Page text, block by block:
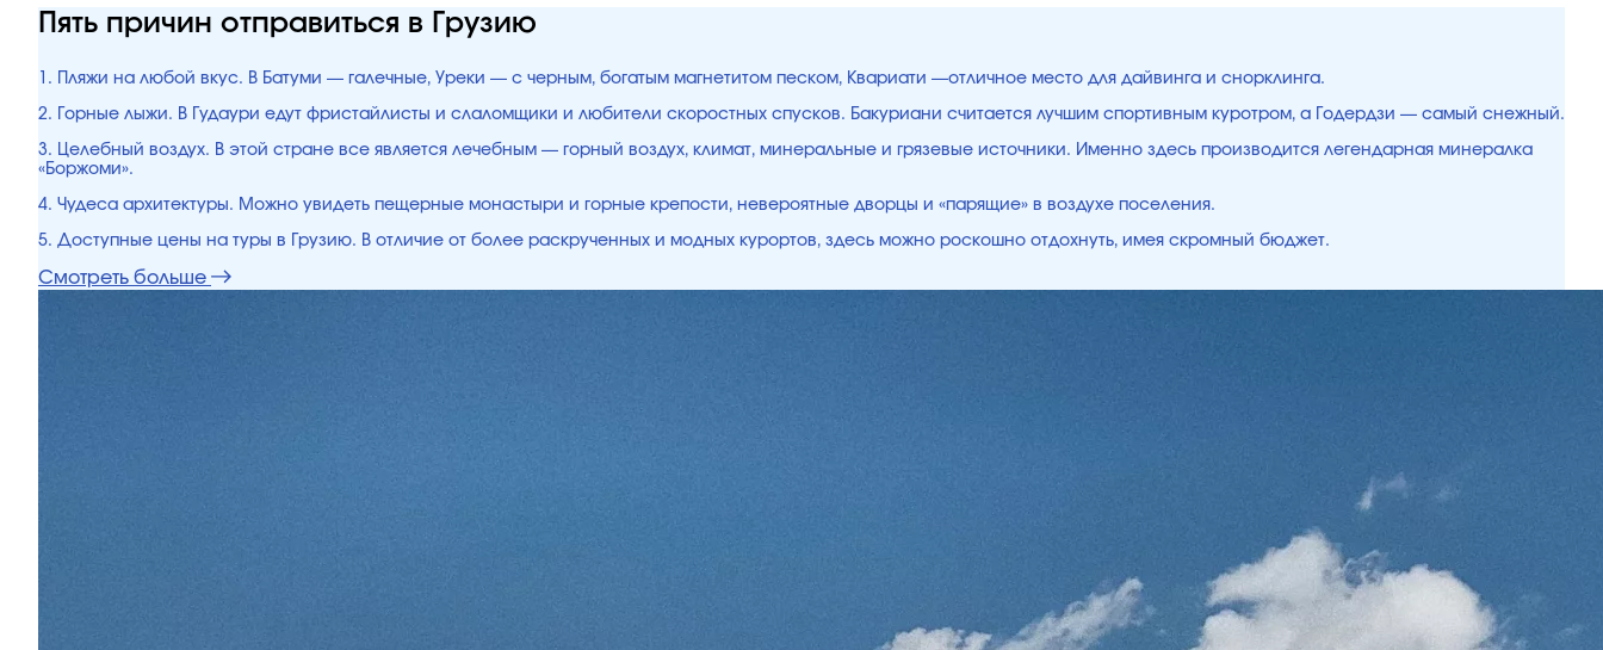
Пять причин отправиться в Грузию
1. Пляжи на любой вкус. В Батуми — галечные, Уреки — с черным, богатым магнетитом песком, Квариати —отличное место для дайвинга и снорклинга.
2. Горные лыжи. В Гудаури едут фристайлисты и слаломщики и любители скоростных спусков. Бакуриани считается лучшим спортивным куротром, а Годердзи — самый снежный.
3. Целебный воздух. В этой стране все является лечебным — горный воздух, климат, минеральные и грязевые источники. Именно здесь производится легендарная минералка
«Боржоми».
4. Чудеса архитектуры. Можно увидеть пещерные монастыри и горные крепости, невероятные дворцы и «парящие» в воздухе поселения.
5. Доступные цены на туры в Грузию. В отличие от более раскрученных и модных курортов, здесь можно роскошно отдохнуть, имея скромный бюджет.
Смотреть больше